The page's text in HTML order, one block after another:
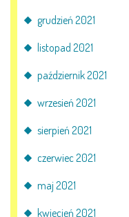
grudzień 2021
listopad 2021
październik 2021
wrzesień 2021
sierpień 2021
czerwiec 2021
maj 2021
kwiecień 2021